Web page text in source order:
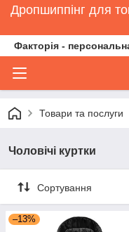
Дропшиппінг для
Факторія -
Товари та послуги
Чоловічі куртки
Сортування
–13%